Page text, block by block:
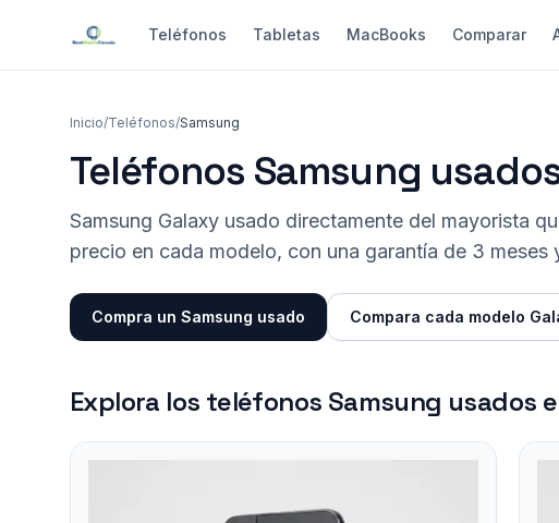
Teléfonos Tabletas MacBooks Comparar
Inicio/Teléfonos/Samsung
Teléfonos Samsung
Samsung Galaxy usado directamente del mayorista
precio en cada modelo, con una garantía de 3 meses
Compra un Samsung usado Compara cada modelo
Explora los teléfonos Samsung usados